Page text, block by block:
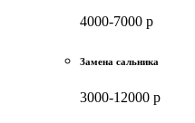
4000-7000 р
Замена сальника
3000-12000 р